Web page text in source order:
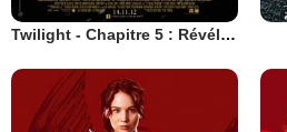
Twilight - Chapitre 5 : Révélation 2e partie